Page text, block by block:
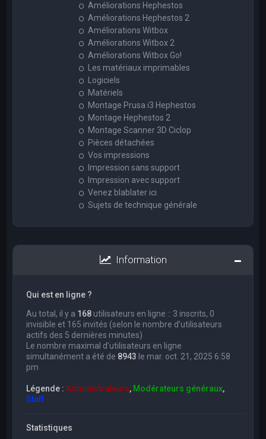
Améliorations Hephestos
Améliorations Hephestos 2
Améliorations Witbox
Améliorations Witbox 2
Améliorations Witbox Go!
Les matériaux imprimables
Logiciels
Matériels
Montage Prusa i3 Hephestos
Montage Hephestos 2
Montage Scanner 3D Ciclop
Pièces détachées
Vos impressions
Impression sans support
Impression avec support
Venez blablater ici
Sujets de technique générale
Information
Qui est en ligne ?
Au total, il y a 168 utilisateurs en ligne :: 3 inscrits, 0
invisible et 165 invités (selon le nombre d’utilisateurs
actifs des 5 dernières minutes)
Le nombre maximal d’utilisateurs en ligne
simultanément a été de 8943 le mar. oct. 21, 2025 6:58
pm
Légende :Administrateurs, Modérateurs généraux,
Staff
Statistiques